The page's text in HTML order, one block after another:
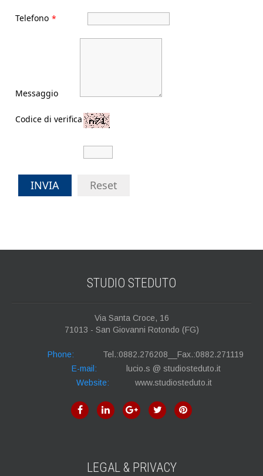
Telefono *
Messaggio
Codice di verifica
INVIA Reset
STUDIO STEDUTO
Via Santa Croce, 16
71013 - San Giovanni Rotondo (FG)
Phone:
Tel.:0882.276208__Fax.:0882.271119
E-mail:
lucio.s @ studiosteduto.it
Website:
www.studiosteduto.it
LEGAL & PRIVACY